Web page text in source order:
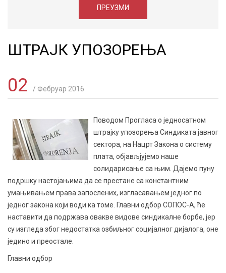
ПРЕУЗМИ
ШТРАЈК УПОЗОРЕЊА
02 / Фебруар 2016
Поводом Прогласа о једносатном
штрајку упозорења Синдиката јавног
сектора, на Нацрт Закона о систему
плата, објављјујемо наше
солидарисање са њим. Дајемо пуну
подршку настојањима да се престане са константним
умањивањем права запослених, изгласавањем једног по
једног закона који води ка томе. Главни одбор СОПОС-А, ће
наставити да подржава овакве видове синдикалне борбе, јер
су изгледа због недостатка озбиљног социјалног дијалога, оне
једино и преостале.
Главни одбор